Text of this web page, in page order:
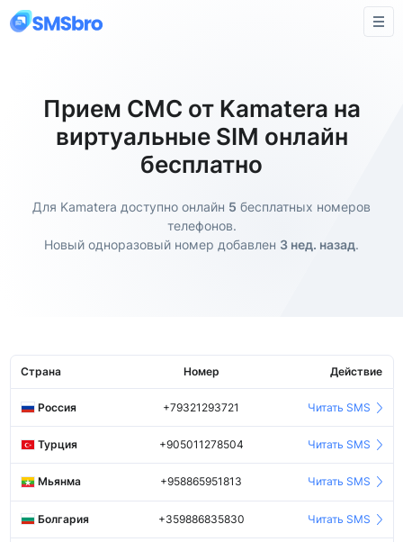
Прием СМС от Kamatera на
виртуальные SIM онлайн
бесплатно
Для Kamatera доступно онлайн 5 бесплатных номеров
телефонов.
Новый одноразовый номер добавлен 3 нед. назад.
Страна Номер Действие
Россия +79321293721 Читать SMS
Турция +905011278504 Читать SMS
Мьянма +958865951813 Читать SMS
Болгария +359886835830 Читать SMS